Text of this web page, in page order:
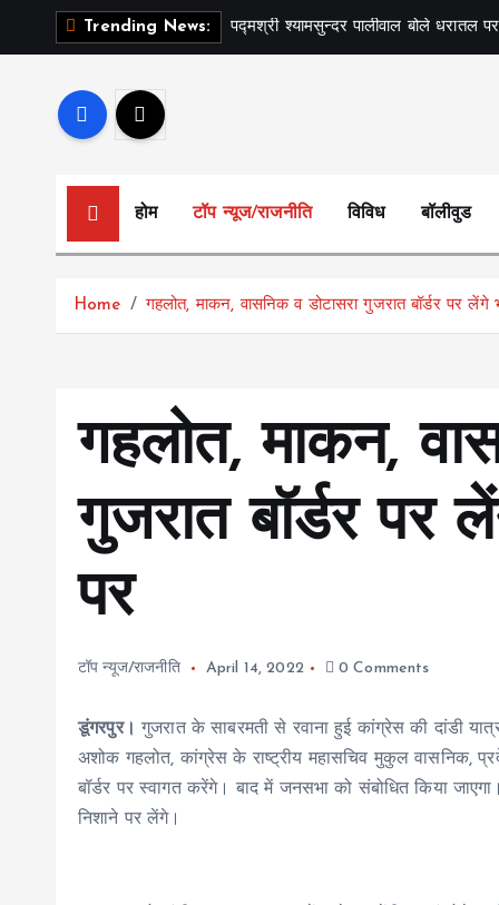
Trending News: पद्मश्री श्यामसुन्दर पालीवाल बोले धरातल
होम टॉप न्यूज/राजनीति विविध बॉलीवुड
Home गहलोत, माकन, वासनिक व डोटासरा गुजरात बॉर्डर पर लेंगे
गहलोत, माकन,
गुजरात बॉर्डर पर
पर
टॉप न्यूज/राजनीति April 14, 2022 0 Comments
डूंगरपुर।गुजरात के साबरमती से रवाना हुई कांग्रेस की दांडी
अशोक गहलोत, कांग्रेस के राष्ट्रीय महासचिव मुकुल वासनिक,
बॉर्डर पर स्वागत करेंगे। बाद में जनसभा को संबोधित किया
निशाने पर लेंगे।